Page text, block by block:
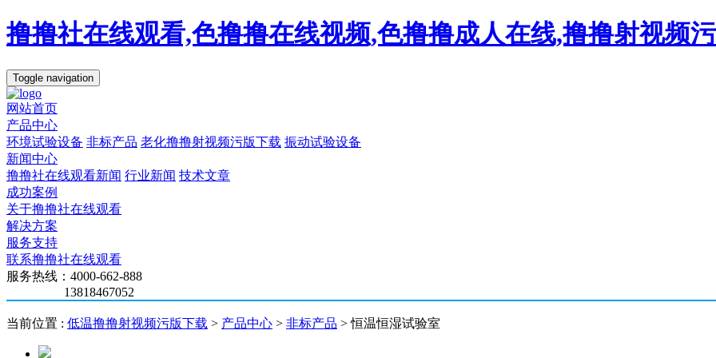
撸撸社在线观看,色撸撸在线视频,色撸撸成人在线,撸撸射视频
Toggle navigation
网站首页
产品中心
环境试验设备 非标产品 老化撸撸射视频污版下载 振动试验设备
新闻中心
撸撸社在线观看新闻 行业新闻 技术文章
成功案例
关于撸撸社在线观看
解决方案
服务支持
联系撸撸社在线观看
服务热线：4000-662-888
13818467052
当前位置 : 低温撸撸射视频污版下载 > 产品中心 > 非标产品 > 恒温恒湿试验室